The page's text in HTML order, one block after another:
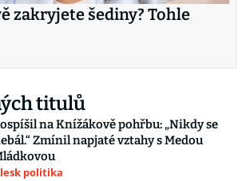
zakryjete šediny? Tohle
titulů
na Knížákově pohřbu: „Nikdy se
Zmínil napjaté vztahy s Medou
politika